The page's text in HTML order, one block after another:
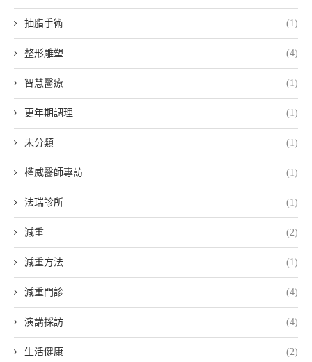
抽脂手術 (1)
整形雕塑 (4)
智慧醫療 (1)
更年期調理 (1)
未分類 (1)
權威醫師專訪 (1)
法瑞診所 (1)
減重 (2)
減重方法 (1)
減重門診 (4)
演講採訪 (4)
生活健康 (2)